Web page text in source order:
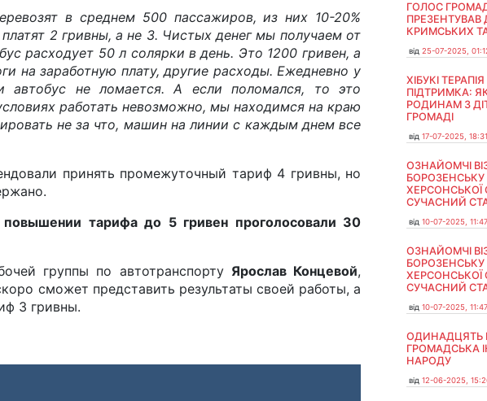
в среднем 500 пассажиров, из них 10-20%
2 гривны, а не 3. Чистых денег мы получаем от
расходует 50 л солярки в день. Это 1200 гривен, а
на заработную плату, другие расходы. Ежедневно у
автобус не ломается. А если поломался, то это
работать невозможно, мы находимся на краю
не за что, машин на линии с каждым днем все
принять промежуточный тариф 4 гривны, но
тарифа до 5 гривен проголосовали 30
группы по автотранспорту Ярослав Концевой,
сможет представить результаты своей работы, а
3 гривны.
ГОЛОС
КРИМСЬКИХ
від 25-07-2025,
ХІБУКІ
ПІДТРИМКА:
РОДИНАМ З
ГРОМАДІ
від 17-07-2025, 18:31
ОЗНАЙОМЧІ
БОРОЗЕНСЬКУ
ХЕРСОНСЬКОЇ
СУЧАСНИЙ
від 10-07-2025, 11:47
ОЗНАЙОМЧІ
БОРОЗЕНСЬКУ
ХЕРСОНСЬКОЇ
СУЧАСНИЙ
від 10-07-2025, 11:47
ОДИНАДЦЯТЬ
ГРОМАДСЬКА
НАРОДУ
від 12-06-2025,